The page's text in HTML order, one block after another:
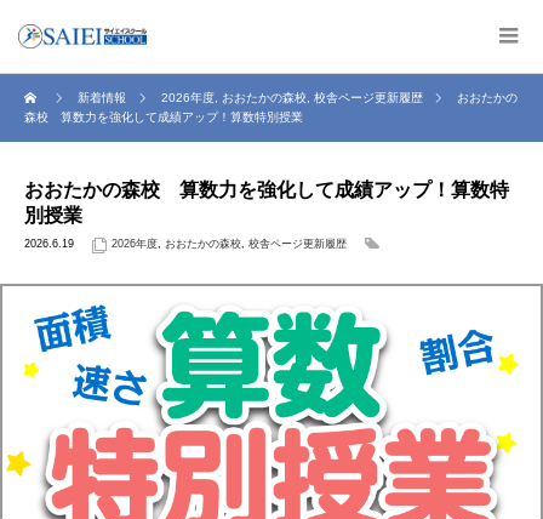
新着情報 2026年度 おおたかの森校 校舎ページ更新履歴
おおたかの
森校 算数力を強化して成績アップ！算数特別授業
おおたかの森校 算数力を強化して成績アップ！算数特
別授業
2026.6.19 2026年度, おおたかの森校, 校舎ページ更新履歴